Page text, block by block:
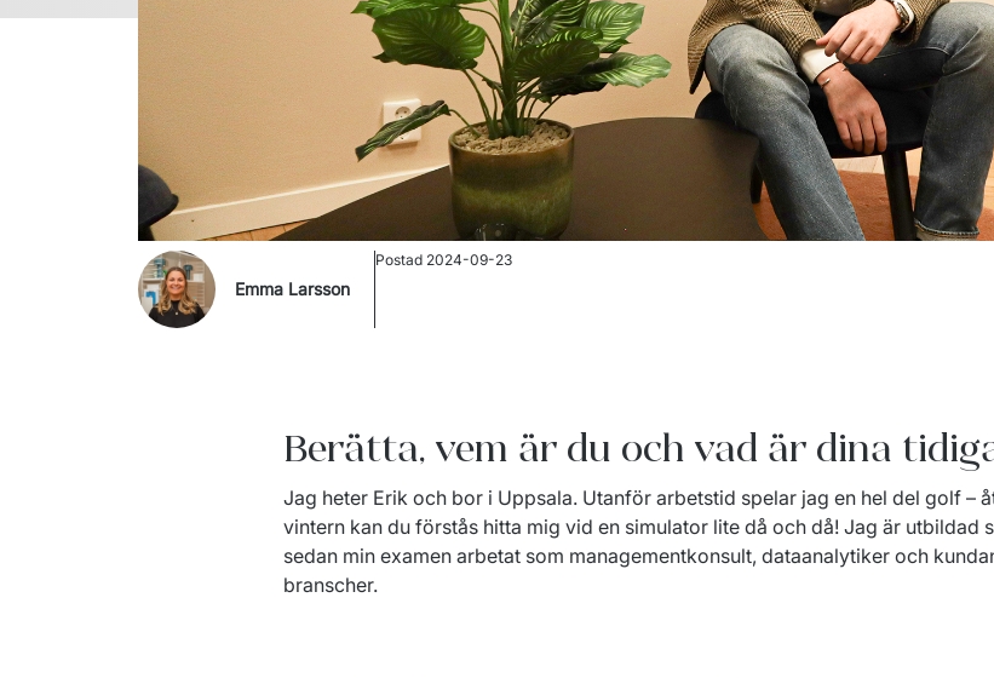
Emma Larsson
Postad 2024-09-23
Berätta, vem är du och vad är dina
Jag heter Erik och bor i Uppsala. Utanför arbetstid spelar jag en hel del golf –
vintern kan du förstås hitta mig vid en simulator lite då och då! Jag är utbildad
sedan min examen arbetat som managementkonsult, dataanalytiker och
branscher.